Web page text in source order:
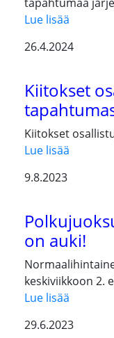
Lue lisää
26.4.2024
Kiitokset
Kiitokset
Lue lisää
9.8.2023
on auki!
keskiviikkoon 2.
Lue lisää
29.6.2023